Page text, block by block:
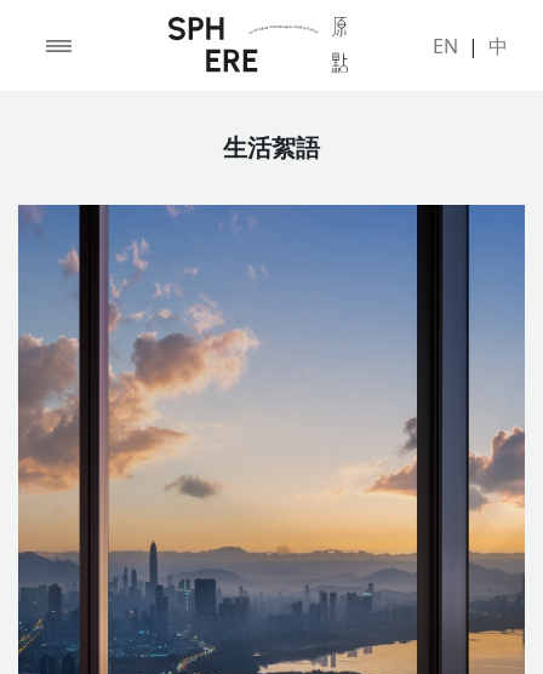
EN | 中
生活絮語